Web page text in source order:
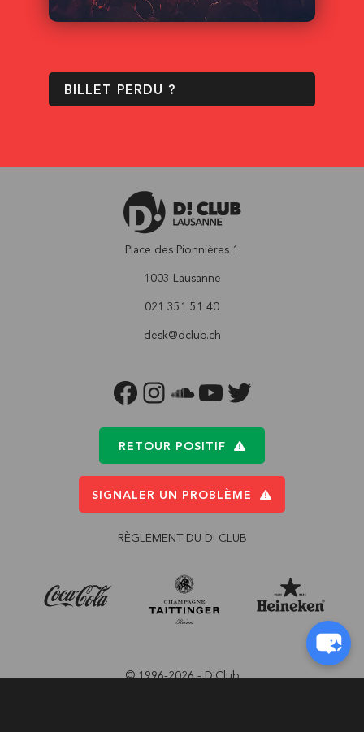
BILLET PERDU ?
Place des Pionnières 1
1003 Lausanne
021 351 51 40
desk@dclub.ch
FACEBOOKINSTAGRAM
SOUNDCLOUD
YOUTUBETWITTER
RETOUR POSITIF
SIGNALER UN PROBLÈME
RÈGLEMENT DU D! CLUB
© 1996-2026 - D!Club